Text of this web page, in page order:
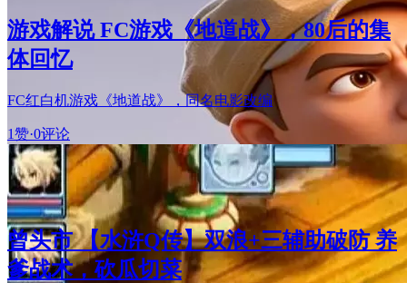
游戏解说 FC游戏《地道战》，80后的集
体回忆
FC红白机游戏《地道战》，同名电影改编
1赞·0评论
曾头市 【水浒Q传】双浪+三辅助破防 养
爹战术，砍瓜切菜